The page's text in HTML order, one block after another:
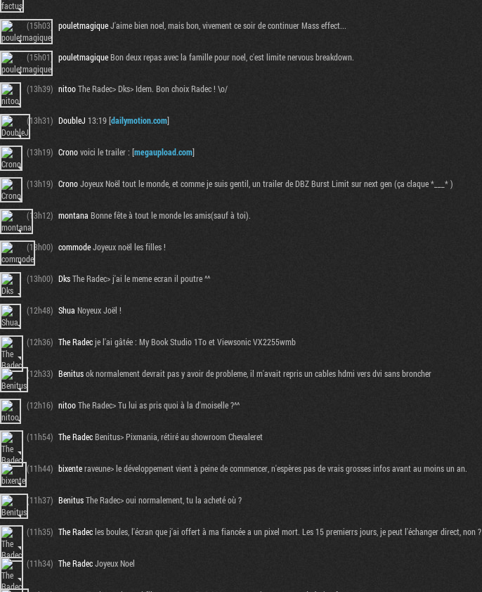
(15h03) pouletmagiqueJ'aime bien noel, mais bon, vivement ce soir de continuer Mass effect...
(15h01) pouletmagiqueBon deux repas avec la famille pour noel, c'est limite nervous breakdown.
(13h39) nitooThe Radec> Dks> Idem. Bon choix Radec ! \o/
(13h31) DoubleJ 13:19 [dailymotion.com]
(13h19) Cronovoici le trailer : [megaupload.com]
(13h19) CronoJoyeux Noël tout le monde, et comme je suis gentil, un trailer de DBZ Burst Limit sur next gen (ça claque *___* )
(13h12) montana Bonne fête à tout le monde les amis(sauf à toi).
(13h00) commodeJoyeux noël les filles !
(13h00) DksThe Radec> j'ai le meme ecran il poutre ^^
(12h48) Shua Noyeux Joël !
(12h36) The Radecje l'ai gâtée : My Book Studio 1To et Viewsonic VX2255wmb
(12h33) Benitusok normalement devrait pas y avoir de probleme, il m'avait repris un cables hdmi vers dvi sans broncher
(12h16) nitooThe Radec> Tu lui as pris quoi à la d'moiselle ?^^
(11h54) The RadecBenitus> Pixmania, rétiré au showroom Chevaleret
(11h44) bixenteraveune> le développement vient à peine de commencer, n'espères pas de vrais grosses infos avant au moins un an.
(11h37) BenitusThe Radec> oui normalement, tu la acheté où ?
(11h35) The Radecles boules, l'écran que j'ai offert à ma fiancée a un pixel mort. Les 15 premierrs jours, je peut l'échanger direct, non ?
(11h34) The RadecJoyeux Noel